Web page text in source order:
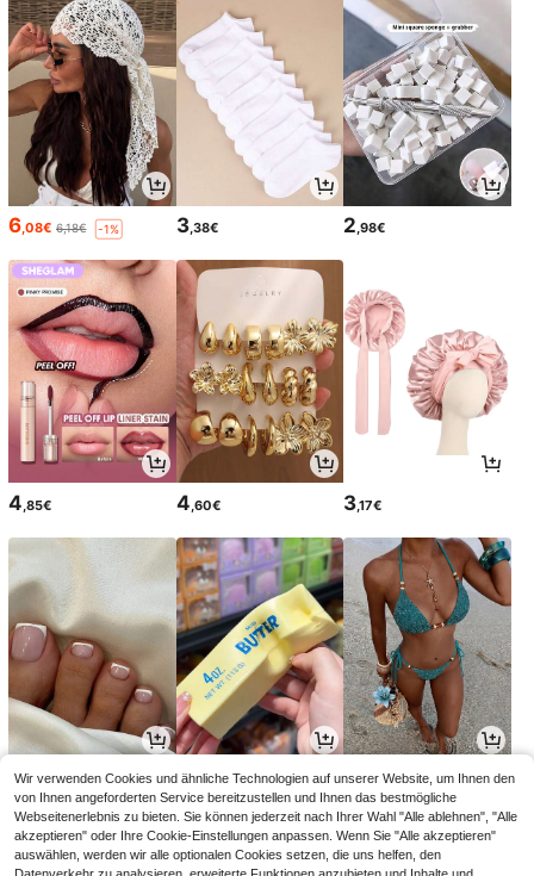
6,08€ 6,18€ -1% 3,38€ 2,98€
4 ,85€ 4 ,60€ 3,17€
3,54€ 4,28€ 12,84€
Wir verwenden Cookies und ähnliche Technologien auf unserer Website, um Ihnen den
von Ihnen angeforderten Service bereitzustellen und Ihnen das bestmögliche
Webseitenerlebnis zu bieten. Sie können jederzeit nach Ihrer Wahl "Alle ablehnen", "Alle
akzeptieren" oder Ihre Cookie-Einstellungen anpassen. Wenn Sie "Alle akzeptieren"
auswählen, werden wir alle optionalen Cookies setzen, die uns helfen, den